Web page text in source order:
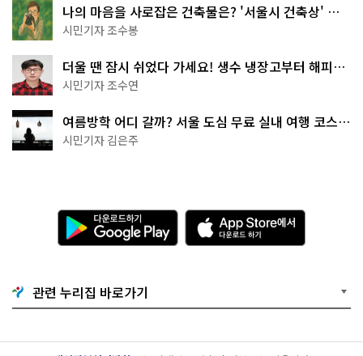
나의 마음을 사로잡은 건축물은? '서울시 건축상' 수
상작 공개!
시민기자 조수봉
더울 땐 잠시 쉬었다 가세요! 생수 냉장고부터 해피소
·무더위쉼터까지
시민기자 조수연
여름방학 어디 갈까? 서울 도심 무료 실내 여행 코스
추천
시민기자 김은주
다
운
로
기
G
o
g
A
p
p
e
서
관련 누리집 바로가기